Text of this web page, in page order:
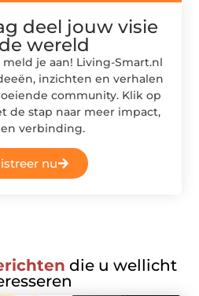
deel jouw visie
wereld
je aan! Living-Smart.nl
inzichten en verhalen
community. Klik op
de stap naar meer impact,
verbinding.
nu
die u wellicht